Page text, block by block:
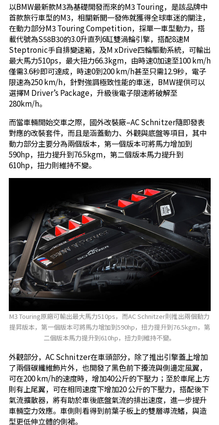
以BMW最新款M3為基礎開發而來的M3 Touring，是該品牌中
首款旅行車型的M3，相關新聞一發佈就獲得全球車迷的關注，
在動力部分M3 Touring Competition，採單一車型動力，搭
載代號為S58B30的3.0升直列6缸雙渦輪引擎，搭配8速M
Steptronic手自排變速箱，及M xDrive四輪驅動系統，可輸出
最大馬力510ps，最大扭力66.3kgm，由時速0加速至100 km/h
僅需3.6秒即可達成，時速0到200 km/h甚至只需12.9秒，電子
限速為250 km/h，針對強調極致性能的車迷，BMW提供可以
選擇M Driver’s Package，升級後電子限速將破解至
280km/h。
而當車輛開始交車之際，國外改裝廠–AC Schnitzer隨即發表
對應的改裝套件，而且是涵蓋動力、外觀與底盤等項目，其中
動力部分主要分為兩個版本，第一個版本可將馬力增加到
590hp，扭力提升到76.5kgm，第二個版本馬力提升到
610hp，扭力則維持不變。
M3 Touring原廠可輸出最大馬力510ps，而AC Schnitzer則推出兩個動力
提昇版本，第一個版本可將馬力增加到590hp，扭力提升到76.5kgm，第
二個版本馬力提升到610hp，扭力則維持不變。
外觀部分，AC Schnitzer在車頭部分，除了推出引擎蓋上增加
了兩個碳纖維飾片外，也開發了黑色前下擾流與側邊定風翼，
可在200 km/h的速度時，增加40公斤的下壓力；至於車尾上方
則有上尾翼，可在相同速度下增加20 公斤的下壓力，搭配後下
氣流擴散器，將有助於車後底盤氣流的排出速度，進一步提升
車輛空力效應。車側則看得到前葉子板上的雙層導流鰭，與造
型更低伸立體的側裙。